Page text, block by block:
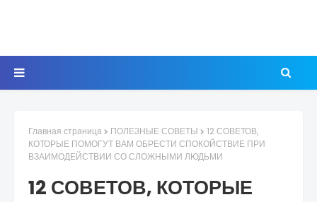
Главная страница ПОЛЕЗНЫЕ СОВЕТЫ
12 СОВЕТОВ,
КОТОРЫЕ ПОМОГУТ ВАМ ОБРЕСТИ СПОКОЙСТВИЕ ПРИ
ВЗАИМОДЕЙСТВИИ СО СЛОЖНЫМИ ЛЮДЬМИ
12 СОВЕТОВ, КОТОРЫЕ